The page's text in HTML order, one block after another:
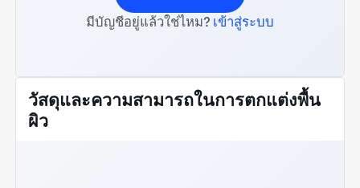
มีบัญชีอยู่แล้วใช่ไหม? เข้าสู่ระบบ
วัสดุและความสามารถในการตกแต่งพื้น
ผิว